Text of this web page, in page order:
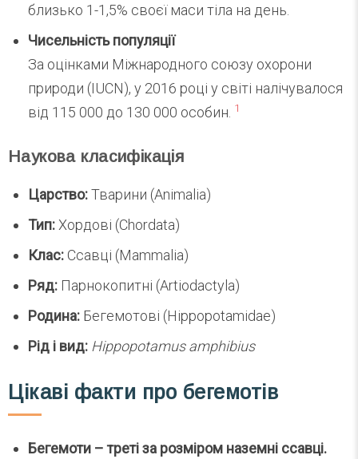
близько 1-1,5% своєї маси тіла на день.
Чисельність популяції
За оцінками Міжнародного союзу охорони
природи (IUCN), у 2016 році у світі налічувалося
від 115 000 до 130 000 особин. 1
Наукова класифікація
Царство:Тварини (Animalia)
Тип:Хордові (Chordata)
Клас: Ссавці (Mammalia)
Ряд: Парнокопитні (Artiodactyla)
Родина: Бегемотові (Hippopotamidae)
Рід і вид: Hippopotamus amphibius
Цікаві факти про бегемотів
Бегемоти – треті за розміром наземні ссавці.